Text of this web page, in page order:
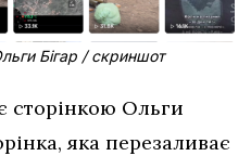
Бігар / скриншот
сторінкою Ольги
яка перезаливає